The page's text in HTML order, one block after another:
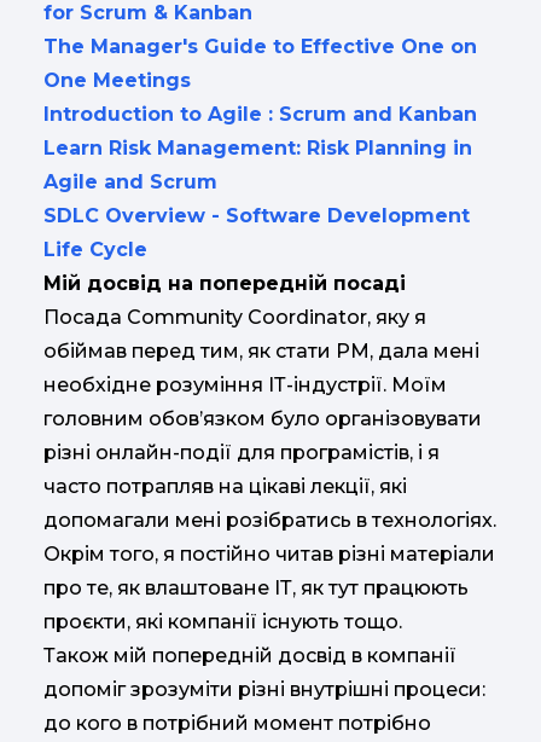
for Scrum & Kanban
The Manager's Guide to Effective One on
One Meetings
Introduction to Agile : Scrum and Kanban
Learn Risk Management: Risk Planning in
Agile and Scrum
SDLC Overview - Software Development
Life Cycle
Мій досвід на попередній посаді
Посада Community Coordinator, яку я
обіймав перед тим, як стати PM, дала мені
необхідне розуміння ІТ-індустрії. Моїм
головним обов’язком було організовувати
різні онлайн-події для програмістів, і я
часто потрапляв на цікаві лекції, які
допомагали мені розібратись в технологіях.
Окрім того, я постійно читав різні матеріали
про те, як влаштоване ІТ, як тут працюють
проєкти, які компанії існують тощо.
Також мій попередній досвід в компанії
допоміг зрозуміти різні внутрішні процеси:
до кого в потрібний момент потрібно